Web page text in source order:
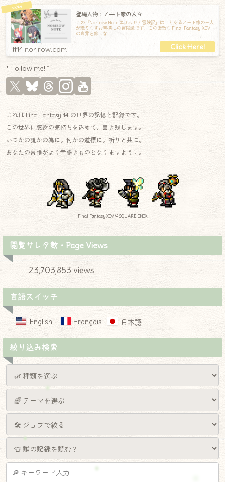
登場人物：ノート家の人々
この『Norirow Note エオルゼア冒険記』は―とあるノート家の三人
が織りなすお宝探しの冒険譚です。この素敵な Final Fantasy XIV
の世界を旅しな
ff14.norirow.com
* Follow me! *
これは Final Fantasy 14 の世界の記憶と記録です。
この世界に感謝の気持ちを込めて、書き残します。
いつかの誰かの為に。何かの道標に。祈りと共に。
あなたの冒険がより幸多きものとなりますように。
Final Fantasy XIV © SQUARE ENIX
閲覧サレタ数・Page Views
23,703,853 views
言語スイッチ
English Français 日本語
絞り込み検索